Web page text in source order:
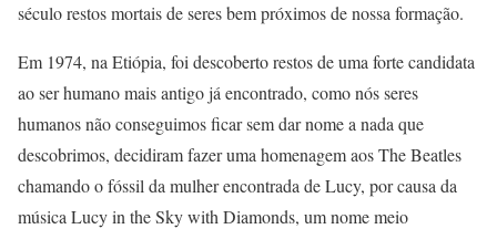
século restos mortais de seres bem próximos de nossa formação.
Em 1974, na Etiópia, foi descoberto restos de uma forte candidata
ao ser humano mais antigo já encontrado, como nós seres
humanos não conseguimos ficar sem dar nome a nada que
descobrimos, decidiram fazer uma homenagem aos The Beatles
chamando o fóssil da mulher encontrada de Lucy, por causa da
música Lucy in the Sky with Diamonds, um nome meio